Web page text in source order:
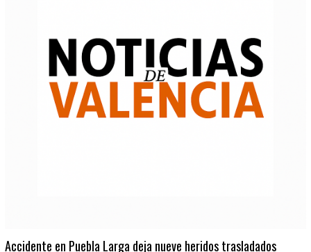
Accidente en Puebla Larga deja nueve heridos trasladados